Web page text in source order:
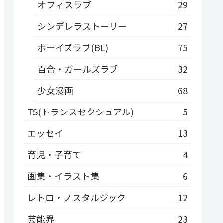
オフィスラブ
29
シンデレラストーリー
27
ボーイズラブ(BL)
75
百合・ガールズラブ
32
少女漫画
68
TS(トランスセクシュアル)
5
エッセイ
13
育児・子育て
4
画集・イラスト集
6
レトロ・ノスタルジック
12
芸能界
23